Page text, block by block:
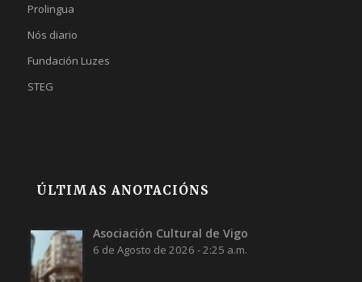
Prolingua
Nós diario
Fundación Luzes
STEG
ÚLTIMAS ANOTACIÓNS
Asociación Cultural de Vigo
6 de Agosto de 2026 - 2:25 a.m.